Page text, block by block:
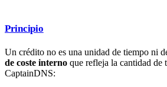
Principio
Un crédito no es una unidad de tiempo ni
de coste interno que refleja la cantidad de
CaptainDNS: